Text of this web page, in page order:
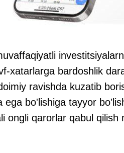
xatarlarga bardoshlik
ravishda kuzatib
bo'lishiga tayyor
ongli qarorlar qabul qilish